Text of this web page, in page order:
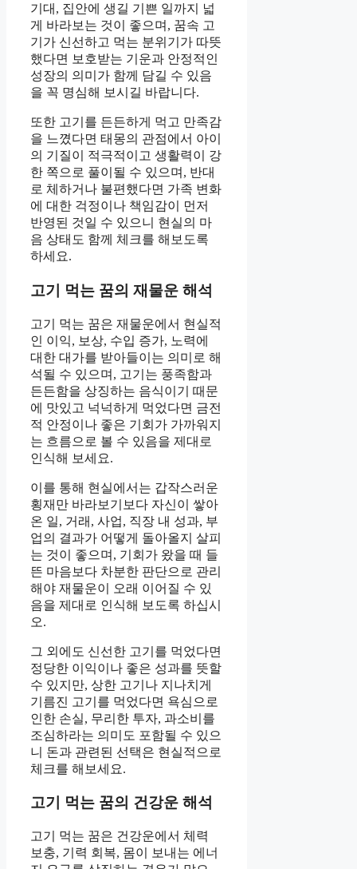
기대, 집안에 생길 기쁜 일까지 넓
게 바라보는 것이 좋으며, 꿈속 고
기가 신선하고 먹는 분위기가 따뜻
했다면 보호받는 기운과 안정적인
성장의 의미가 함께 담길 수 있음
을 꼭 명심해 보시길 바랍니다.
또한 고기를 든든하게 먹고 만족감
을 느꼈다면 태몽의 관점에서 아이
의 기질이 적극적이고 생활력이 강
한 쪽으로 풀이될 수 있으며, 반대
로 체하거나 불편했다면 가족 변화
에 대한 걱정이나 책임감이 먼저
반영된 것일 수 있으니 현실의 마
음 상태도 함께 체크를 해보도록
하세요.
고기 먹는 꿈의 재물운 해석
고기 먹는 꿈은 재물운에서 현실적
인 이익, 보상, 수입 증가, 노력에
대한 대가를 받아들이는 의미로 해
석될 수 있으며, 고기는 풍족함과
든든함을 상징하는 음식이기 때문
에 맛있고 넉넉하게 먹었다면 금전
적 안정이나 좋은 기회가 가까워지
는 흐름으로 볼 수 있음을 제대로
인식해 보세요.
이를 통해 현실에서는 갑작스러운
횡재만 바라보기보다 자신이 쌓아
온 일, 거래, 사업, 직장 내 성과, 부
업의 결과가 어떻게 돌아올지 살피
는 것이 좋으며, 기회가 왔을 때 들
뜬 마음보다 차분한 판단으로 관리
해야 재물운이 오래 이어질 수 있
음을 제대로 인식해 보도록 하십시
오.
그 외에도 신선한 고기를 먹었다면
정당한 이익이나 좋은 성과를 뜻할
수 있지만, 상한 고기나 지나치게
기름진 고기를 먹었다면 욕심으로
인한 손실, 무리한 투자, 과소비를
조심하라는 의미도 포함될 수 있으
니 돈과 관련된 선택은 현실적으로
체크를 해보세요.
고기 먹는 꿈의 건강운 해석
고기 먹는 꿈은 건강운에서 체력
보충, 기력 회복, 몸이 보내는 에너